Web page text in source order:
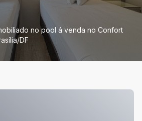
no pool á venda no Confort
DF